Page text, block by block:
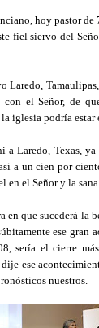
hoy pastor
fiel siervo del
el Señor, de
iglesia podría estar
Laredo, Texas, ya
a un cien por
en el Señor y la sana
que sucederá la
ese gran
sería el cierre
ese
nuestros.